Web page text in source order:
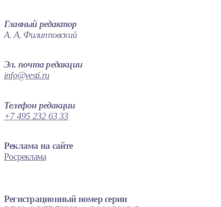
Главный редактор
А. А. Филипповский
Эл. почта редакции
info@vesti.ru
Телефон редакции
+7 495 232 63 33
Реклама на сайте
Росреклама
Регистрационный номер серии